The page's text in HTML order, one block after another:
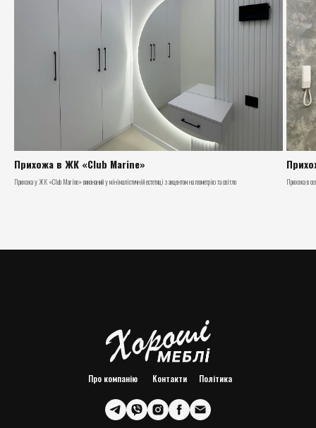
Прихожа в ЖК «Club Marine»
Прихожа у ЖК «Club Marine» виконаний у мінімалістичній естетиці з акцентом на геометрію та світло Прихожа в
Про компанію Контакти Політика